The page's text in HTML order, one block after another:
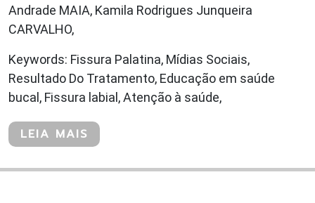
Andrade MAIA, Kamila Rodrigues Junqueira
CARVALHO,
Keywords: Fissura Palatina, Mídias Sociais,
Resultado Do Tratamento, Educação em saúde
bucal, Fissura labial, Atenção à saúde,
LEIA MAIS